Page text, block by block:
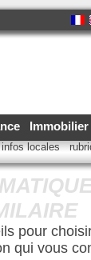
Immobilier
infos locales
pour
qui vous